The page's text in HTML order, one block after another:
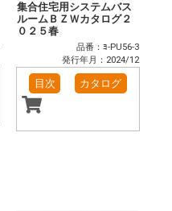
集合住宅用システムバス
ルームＢＺＷカタログ２
０２５春
品番：ﾖ-PU56-3
発行年月：2024/12
目次 カタログ